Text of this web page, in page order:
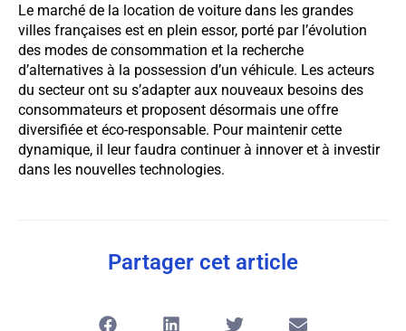
Le marché de la location de voiture dans les grandes
villes françaises est en plein essor, porté par l’évolution
des modes de consommation et la recherche
d’alternatives à la possession d’un véhicule. Les acteurs
du secteur ont su s’adapter aux nouveaux besoins des
consommateurs et proposent désormais une offre
diversifiée et éco-responsable. Pour maintenir cette
dynamique, il leur faudra continuer à innover et à investir
dans les nouvelles technologies.
Partager cet article